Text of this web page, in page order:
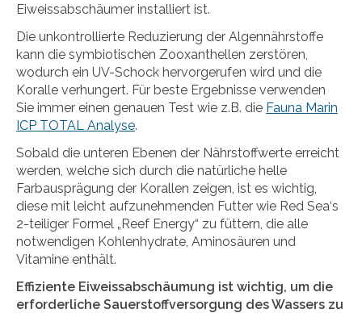
Eiweissabschäumer installiert ist.
Die unkontrollierte Reduzierung der Algennährstoffe
kann die symbiotischen Zooxanthellen zerstören,
wodurch ein UV-Schock hervorgerufen wird und die
Koralle verhungert. Für beste Ergebnisse verwenden
Sie immer einen genauen Test wie z.B. die Fauna Marin
ICP TOTAL Analyse.
Sobald die unteren Ebenen der Nährstoffwerte erreicht
werden, welche sich durch die natürliche helle
Farbausprägung der Korallen zeigen, ist es wichtig,
diese mit leicht aufzunehmenden Futter wie Red Sea‘s
2-teiliger Formel „Reef Energy“ zu füttern, die alle
notwendigen Kohlenhydrate, Aminosäuren und
Vitamine enthält.
Effiziente Eiweissabschäumung ist wichtig, um die
erforderliche Sauerstoffversorgung des Wassers zu